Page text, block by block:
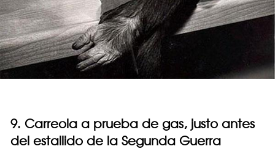
9. Carreola a prueba de gas, justo antes
del estallido de la Segunda Guerra